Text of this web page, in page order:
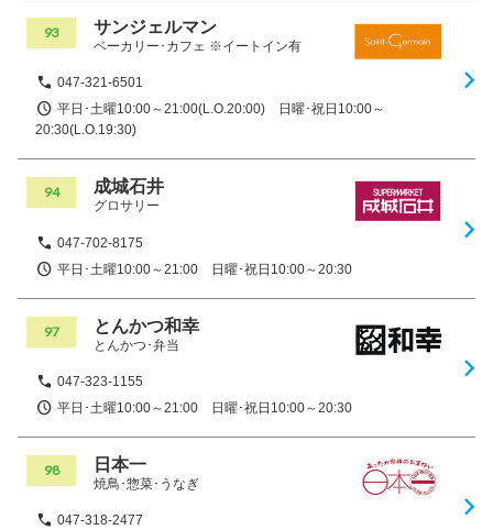
93 サンジェルマン
ベーカリー･カフェ ※イートイン有
047-321-6501
平日･土曜10:00～21:00(L.O.20:00) 日曜･祝日10:00～
20:30(L.O.19:30)
94 成城石井
グロサリー
047-702-8175
平日･土曜10:00～21:00 日曜･祝日10:00～20:30
97 とんかつ和幸
とんかつ･弁当
047-323-1155
平日･土曜10:00～21:00 日曜･祝日10:00～20:30
98 日本一
焼鳥･惣菜･うなぎ
047-318-2477